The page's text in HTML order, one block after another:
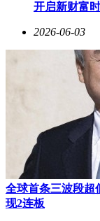
开启新财富
2026-06-03
全球首条三波段超
现2连板